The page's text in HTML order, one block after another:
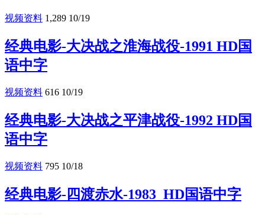
视频资料 1,289 10/19
经典电影-大决战之淮海战役-1991 HD国
语中字
视频资料 616 10/19
经典电影-大决战之平津战役-1992 HD国
语中字
视频资料 795 10/18
经典电影-四渡赤水-1983_HD国语中字